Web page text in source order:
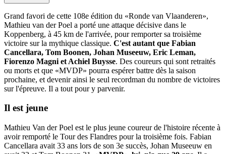
Grand favori de cette 108e édition du «Ronde van Vlaanderen»,
Mathieu van der Poel a porté une attaque décisive dans le
Koppenberg, à 45 km de l'arrivée, pour remporter sa troisième
victoire sur la mythique classique. C'est autant que Fabian
Cancellara, Tom Boonen, Johan Museeuw, Eric Leman,
Fiorenzo Magni et Achiel Buysse. Des coureurs qui sont retraités
ou morts et que «MVDP» pourra espérer battre dès la saison
prochaine, et devenir ainsi le seul recordman du nombre de victoires
sur l'épreuve. Il a tout pour y parvenir.
Il est jeune
Mathieu Van der Poel est le plus jeune coureur de l'histoire récente à
avoir remporté le Tour des Flandres pour la troisième fois. Fabian
Cancellara avait 33 ans lors de son 3e succès, Johan Museeuw en